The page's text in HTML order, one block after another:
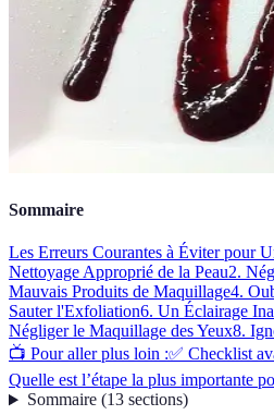
Sommaire
Les Erreurs Courantes à Éviter pour
Nettoyage Approprié de la Peau2.
Mauvais Produits de Maquillage4.
Sauter l'Exfoliation6. Un Éclairage
Négliger le Maquillage des Yeux8.
📺 Pour aller plus loin :✅ Checklist
Quelle est l’étape la plus importante
Sommaire(13 sections)